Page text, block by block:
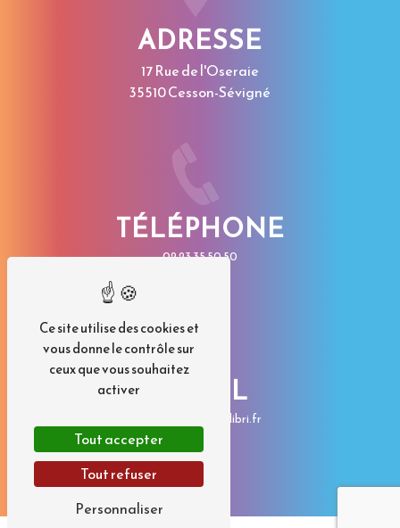
ADRESSE
17 Rue de l'Oseraie
35510 Cesson-Sévigné
TÉLÉPHONE
02 23 35 50 50
E-MAIL
contact@imp-colibri.fr
Ce site utilise des cookies et
vous donne le contrôle sur
ceux que vous souhaitez
activer
Tout accepter
Tout refuser
Personnaliser